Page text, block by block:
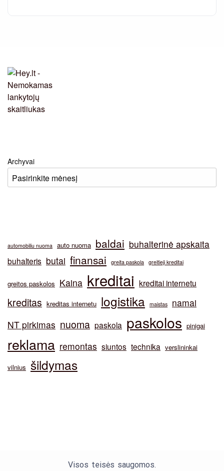
Archyvai
automobiliu nuoma auto nuoma baldai buhalterinė apskaita
buhalteris butai finansai greita paskola greitieji kreditai
greitos paskolos Kaina kreditai kreditai internetu
kreditas kreditas internetu logistika maistas
namai
NT pirkimas nuoma paskola paskolos pinigai
reklama remontas siuntos technika verslininkai
vilnius šildymas
Visos teisės saugomos.